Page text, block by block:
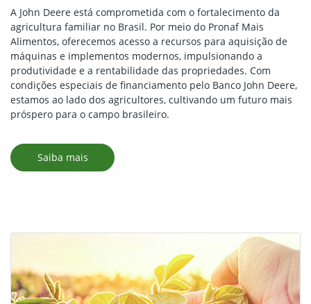
A John Deere está comprometida com o fortalecimento da
agricultura familiar no Brasil. Por meio do Pronaf Mais
Alimentos, oferecemos acesso a recursos para aquisição de
máquinas e implementos modernos, impulsionando a
produtividade e a rentabilidade das propriedades. Com
condições especiais de financiamento pelo Banco John Deere,
estamos ao lado dos agricultores, cultivando um futuro mais
próspero para o campo brasileiro.
Saiba mais